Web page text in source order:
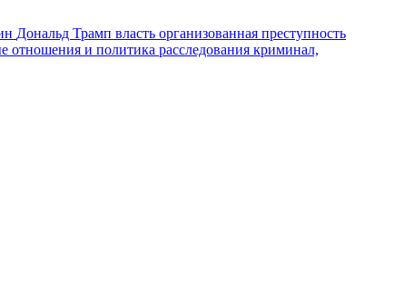
Дональд Трамп власть организованная преступность
отношения и политика расследования криминал,